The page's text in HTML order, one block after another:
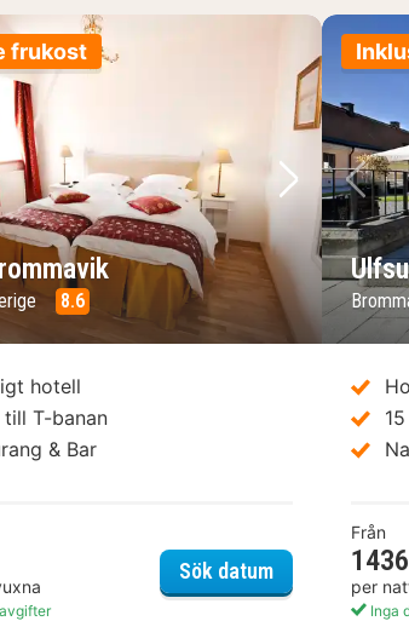
frukost
bild
Nästa bild
8.6
hotell
T-banan
& Bar
Sök datumHotell
Från
per
Inga